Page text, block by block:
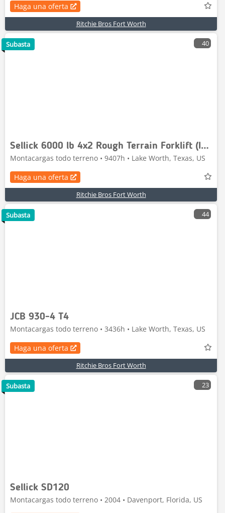
Haga una oferta
Ritchie Bros Fort Worth
40
Sellick 6000 lb 4x2 Rough Terrain Forklift (Inoperable)
Montacargas todo terreno • 9407h • Lake Worth, Texas, US
Haga una oferta
Ritchie Bros Fort Worth
Subasta
44
JCB 930-4 T4
Montacargas todo terreno • 3436h • Lake Worth, Texas, US
Haga una oferta
Ritchie Bros Fort Worth
Subasta
23
Sellick SD120
Montacargas todo terreno • 2004 • Davenport, Florida, US
Subasta